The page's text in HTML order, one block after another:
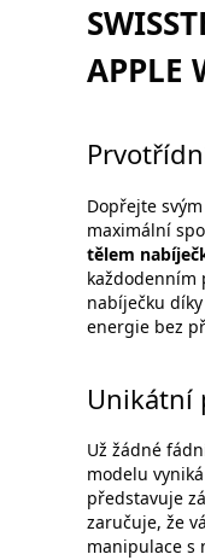
APPLE
Dopřejte
maximální
tělem
každodenním
nabíječku
energie bez
Unikátní
Už žádné
modelu
představuje
zaručuje, že
manipulace s